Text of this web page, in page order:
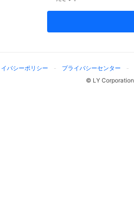
バシーポリシー プライバシーセンター
© LY Corporation